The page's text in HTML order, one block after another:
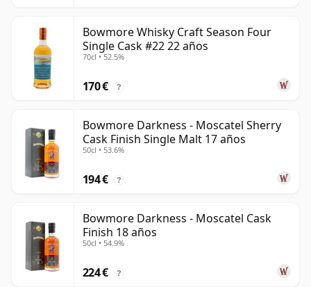
Bowmore Whisky Craft Season Four
Single Cask #22 22 años
70cl • 52.5%
170 € ?
Bowmore Darkness - Moscatel Sherry
Cask Finish Single Malt 17 años
50cl • 53.6%
194 € ?
Bowmore Darkness - Moscatel Cask
Finish 18 años
50cl • 54.9%
224 € ?